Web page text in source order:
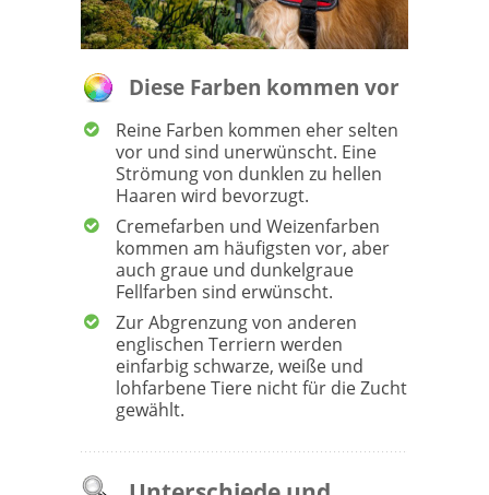
Diese Farben kommen vor
Reine Farben kommen eher selten
vor und sind unerwünscht. Eine
Strömung von dunklen zu hellen
Haaren wird bevorzugt.
Cremefarben und Weizenfarben
kommen am häufigsten vor, aber
auch graue und dunkelgraue
Fellfarben sind erwünscht.
Zur Abgrenzung von anderen
englischen Terriern werden
einfarbig schwarze, weiße und
lohfarbene Tiere nicht für die Zucht
gewählt.